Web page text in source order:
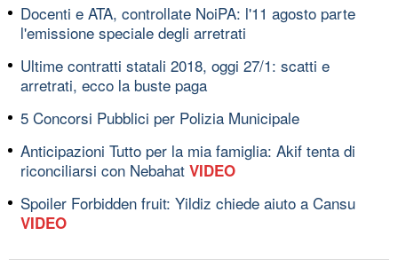
Docenti e ATA, controllate NoiPA: l'11 agosto parte
l'emissione speciale degli arretrati
Ultime contratti statali 2018, oggi 27/1: scatti e
arretrati, ecco la buste paga
5 Concorsi Pubblici per Polizia Municipale
Anticipazioni Tutto per la mia famiglia: Akif tenta di
riconciliarsi con Nebahat VIDEO
Spoiler Forbidden fruit: Yildiz chiede aiuto a Cansu
VIDEO